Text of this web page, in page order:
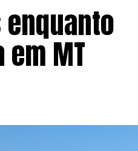
MT